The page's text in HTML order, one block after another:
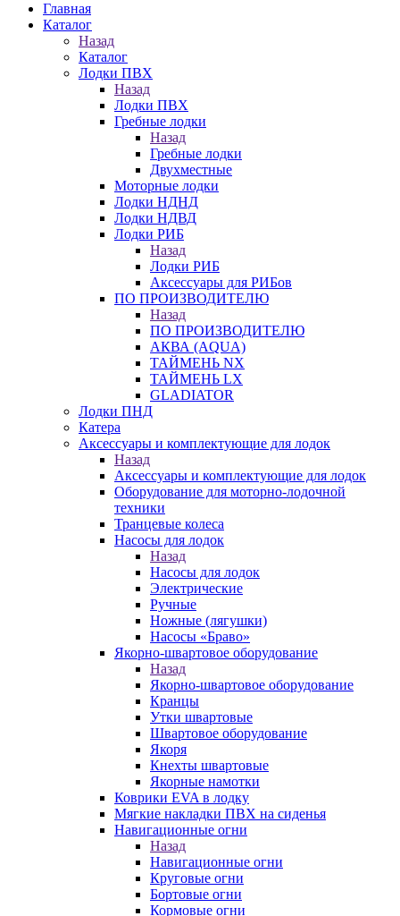
Главная
Каталог
Назад
Каталог
Лодки ПВХ
Назад
Лодки ПВХ
Гребные лодки
Назад
Гребные лодки
Двухместные
Моторные лодки
Лодки НДНД
Лодки НДВД
Лодки РИБ
Назад
Лодки РИБ
Аксессуары для РИБов
ПО ПРОИЗВОДИТЕЛЮ
Назад
ПО ПРОИЗВОДИТЕЛЮ
АКВА (AQUA)
ТАЙМЕНЬ NX
ТАЙМЕНЬ LX
GLADIATOR
Лодки ПНД
Катера
Аксессуары и комплектующие для лодок
Назад
Аксессуары и комплектующие для лодок
Оборудование для моторно-лодочной
техники
Транцевые колеса
Насосы для лодок
Назад
Насосы для лодок
Электрические
Ручные
Ножные (лягушки)
Насосы «Браво»
Якорно-швартовое оборудование
Назад
Якорно-швартовое оборудование
Кранцы
Утки швартовые
Швартовое оборудование
Якоря
Кнехты швартовые
Якорные намотки
Коврики EVA в лодку
Мягкие накладки ПВХ на сиденья
Навигационные огни
Назад
Навигационные огни
Круговые огни
Бортовые огни
Кормовые огни